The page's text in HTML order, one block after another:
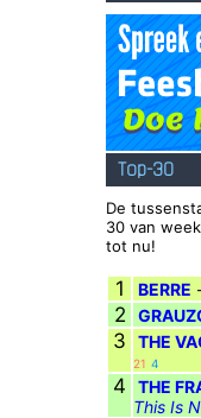
Top-30
De
30 van
tot nu!
1 BERRE
2
3 THE
21 4
4 THE
This Is